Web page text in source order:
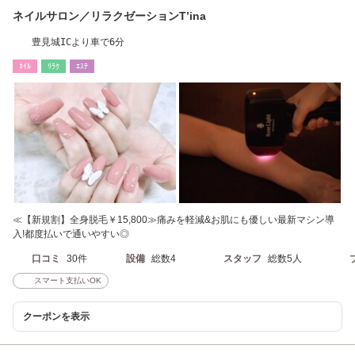
ネイルサロン／リラクゼーションT’ina
豊見城ICより車で6分
ﾈｲﾙ ﾘﾗｸ ｴｽﾃ
≪【新規割】全身脱毛￥15,800≫痛みを軽減&お肌にも優しい最新マシン導
入!都度払いで通いやすい◎
口コミ 30件 設備 総数4 スタッフ 総数5人
スマート支払いOK
クーポンを表示